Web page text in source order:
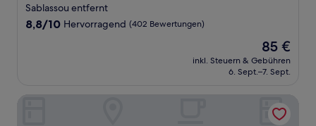
Unterkunft
Sablassou entfernt
8.8
8,8/10 Hervorragend (402 Bewertungen)
Der
Preis
beträgt
85 €
inkl. Steuern & Gebühren
6. Sept.–7. Sept.